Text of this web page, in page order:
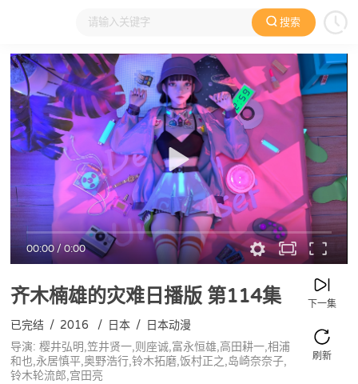
搜索
大家在看 日本动漫 国产动漫 欧美动漫 动漫电影
00:00/0:00
齐木楠雄的灾难日播版第114集 下一集
刷新
已完结 / 2016 / 日本 / 日本动漫
导演: 樱井弘明,笠井贤一,则座诚,富永恒雄,高田耕一,相浦
和也,永居慎平,奥野浩行,铃木拓磨,饭村正之,岛崎奈奈子,
铃木轮流郎,宫田亮